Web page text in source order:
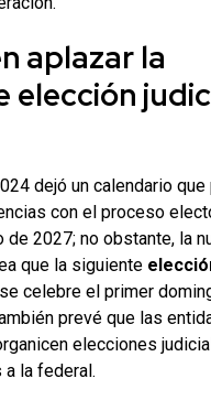
aplazar la
elección
dejó un calendario que
con el proceso
de 2027; no obstante, la
que la siguiente
celebre el primer
prevé que las
elecciones
la federal.